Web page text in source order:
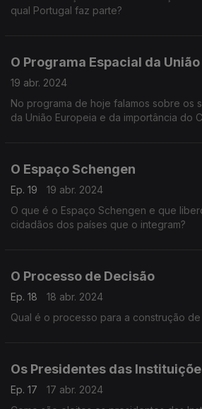
qual Portugal faz parte?
O Programa Espacial da
19 abr. 2024
No programa de hoje falamos sobre os
da União Europeia e da importância do
O Espaço Schengen
Ep. 19
19 abr. 2024
O que é o Espaço Schengen e que
cidadãos dos países que o integram?
O Processo de Decisão
Ep. 18
18 abr. 2024
Qual é o processo para a construção
Os Presidentes das
Ep. 17
17 abr. 2024